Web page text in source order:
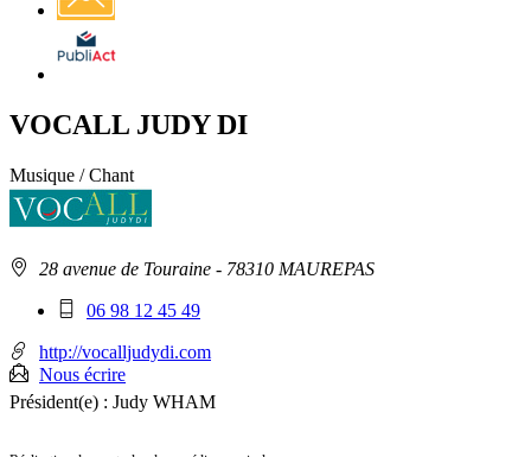
Affichage
légal
VOCALL JUDY DI
Musique / Chant
Adresse28 avenue de Touraine - 78310 MAUREPAS
Téléphone
:
06 98 12 45 49
http://vocalljudydi.com
Nous écrire
Président(e) : Judy WHAM